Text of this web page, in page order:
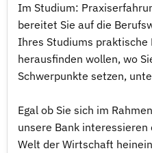
Im Studium:
bereitet Sie auf die
Ihres Studiums praktische
herausfinden wollen, wo
Schwerpunkte setzen,
Egal ob Sie sich im
unsere Bank
Welt der Wirtschaft